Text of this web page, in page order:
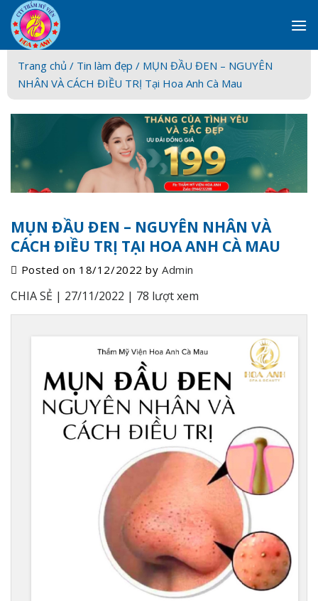
Skip
to
content
Trang chủ / Tin làm đẹp / MỤN ĐẦU ĐEN – NGUYÊN
NHÂN VÀ CÁCH ĐIỀU TRỊ Tại Hoa Anh Cà Mau
MỤN ĐẦU ĐEN – NGUYÊN NHÂN VÀ
CÁCH ĐIỀU TRỊ TẠI HOA ANH CÀ MAU
Posted on 18/12/2022 byAdmin
CHIA SẺ | 27/11/2022 | 78 lượt xem